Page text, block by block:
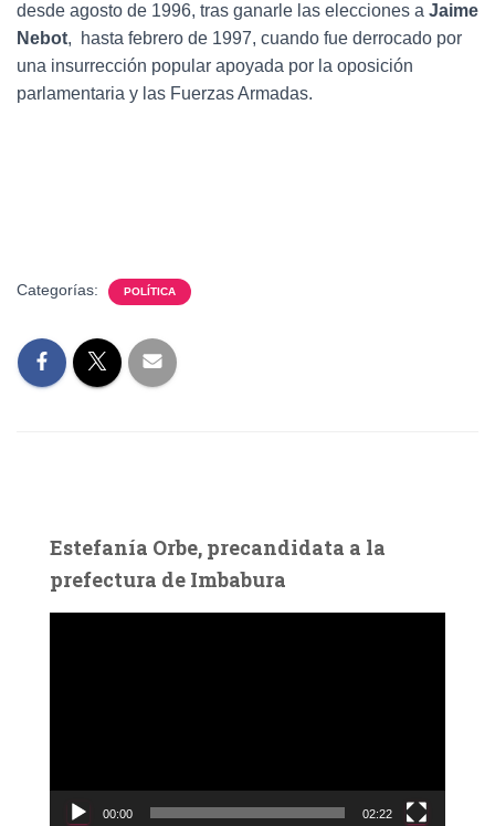
desde agosto de 1996, tras ganarle las elecciones a Jaime
Nebot, hasta febrero de 1997, cuando fue derrocado por
una insurrección popular apoyada por la oposición
parlamentaria y las Fuerzas Armadas.
Categorías: POLÍTICA
Estefanía Orbe, precandidata a la
prefectura de Imbabura
c
00:00 02:22